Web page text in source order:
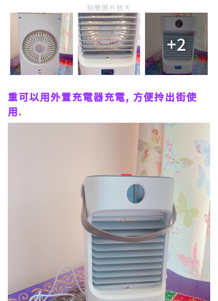
點擊圖片放大
+2
重可以用外置充電器充電, 方便拎出街使
用.